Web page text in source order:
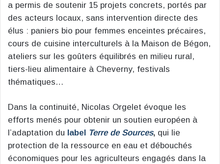
a permis de soutenir 15 projets concrets, portés par
des acteurs locaux, sans intervention directe des
élus : paniers bio pour femmes enceintes précaires,
cours de cuisine interculturels à la Maison de Bégon,
ateliers sur les goûters équilibrés en milieu rural,
tiers-lieu alimentaire à Cheverny, festivals
thématiques…
Dans la continuité, Nicolas Orgelet évoque les
efforts menés pour obtenir un soutien européen à
l’adaptation du label Terre de Sources, qui lie
protection de la ressource en eau et débouchés
économiques pour les agriculteurs engagés dans la